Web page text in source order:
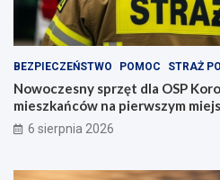
BEZPIECZEŃSTWO POMOC STRAŻ
Nowoczesny sprzęt dla OSP
mieszkańców na pierwszym
6 sierpnia 2026